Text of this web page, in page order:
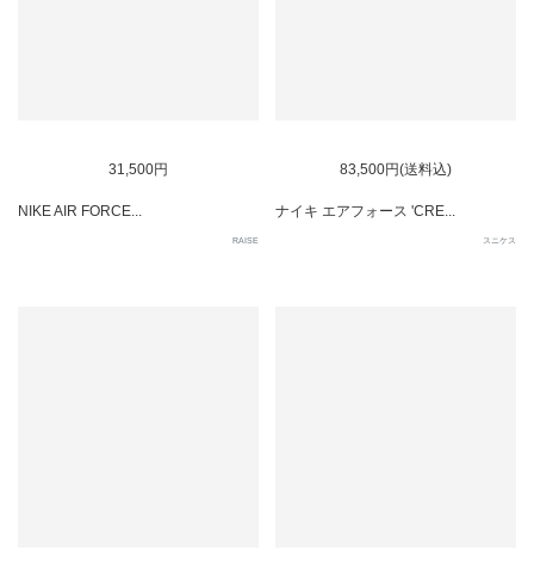
31,500円
NIKE AIR FORCE...
RAISE
83,500円(送料込)
ナイキ エアフォース 'CRE...
スニケス